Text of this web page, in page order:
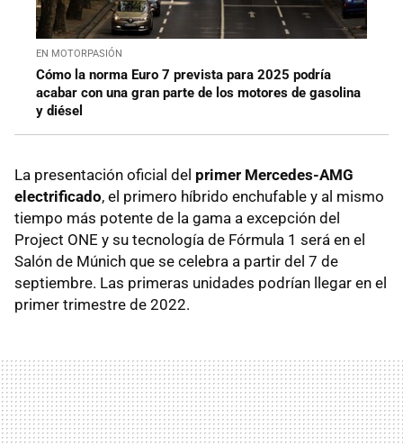
EN MOTORPASIÓN
Cómo la norma Euro 7 prevista para 2025 podría
acabar con una gran parte de los motores de gasolina
y diésel
La presentación oficial del primer Mercedes-AMG
electrificado, el primero híbrido enchufable y al mismo
tiempo más potente de la gama a excepción del
Project ONE y su tecnología de Fórmula 1 será en el
Salón de Múnich que se celebra a partir del 7 de
septiembre. Las primeras unidades podrían llegar en el
primer trimestre de 2022.